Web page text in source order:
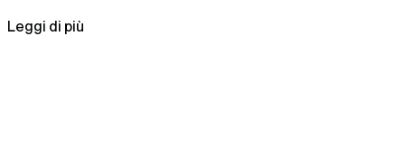
Leggi di più